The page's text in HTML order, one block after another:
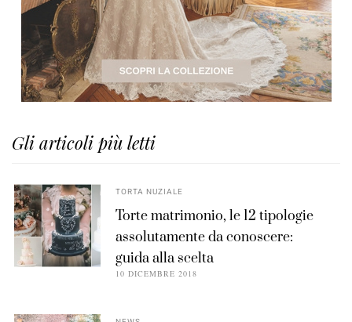
Gli articoli più letti
TORTA NUZIALE
Torte matrimonio, le 12 tipologie
assolutamente da conoscere:
guida alla scelta
10 DICEMBRE 2018